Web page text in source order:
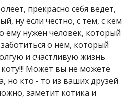
прекрасно себя ведёт,
ну если честно, с тем, с кем
ему нужен человек, который
о нем, который
и счастливую жизнь
Может вы не можете
но кто - то из ваших друзей
заметит котика и